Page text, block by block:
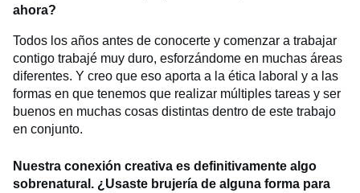
ahora?
Todos los años antes de conocerte y comenzar a trabajar
contigo trabajé muy duro, esforzándome en muchas áreas
diferentes. Y creo que eso aporta a la ética laboral y a las
formas en que tenemos que realizar múltiples tareas y ser
buenos en muchas cosas distintas dentro de este trabajo
en conjunto.
Nuestra conexión creativa es definitivamente algo
sobrenatural. ¿Usaste brujería de alguna forma para